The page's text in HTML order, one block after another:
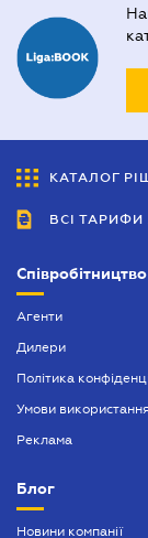
КАТАЛОГ
ВСІ ТАРИФИ
Співробітництво
Агенти
Дилери
Політика
Умови
Реклама
Блог
Новини компанії